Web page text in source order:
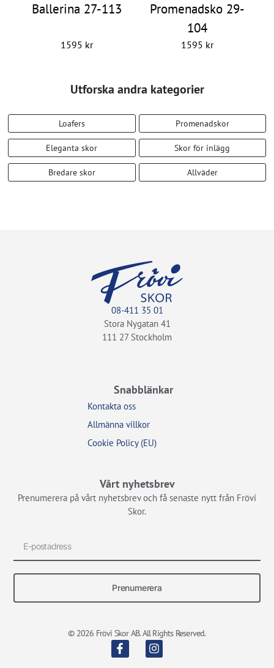
Promenadsko 29-
104
1595 kr
Ballerina 27-113
1595 kr
Utforska andra kategorier
Loafers Promenadskor
Eleganta skor Skor för inlägg
Bredare skor Allväder
08-411 35 01
Stora Nygatan 41
111 27 Stockholm
Snabblänkar
Kontakta oss
Allmänna villkor
Cookie Policy (EU)
Vårt nyhetsbrev
Prenumerera på vårt nyhetsbrev och få senaste nytt från Frövi
Skor.
Prenumerera
© 2026 Frövi Skor AB. All Rights Reserved.